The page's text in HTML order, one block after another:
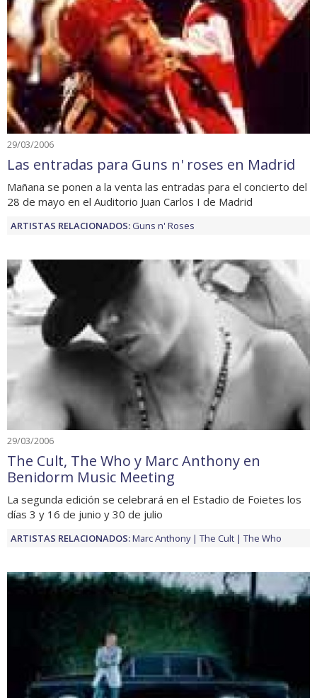
29/03/2006
Las entradas para Guns n' roses en Madrid
Mañana se ponen a la venta las entradas para el concierto del
28 de mayo en el Auditorio Juan Carlos I de Madrid
ARTISTAS RELACIONADOS: Guns n' Roses
29/03/2006
The Cult, The Who y Marc Anthony en
Benidorm Music Meeting
La segunda edición se celebrará en el Estadio de Foietes los
días 3 y 16 de junio y 30 de julio
ARTISTAS RELACIONADOS:Marc Anthony The Cult The Who